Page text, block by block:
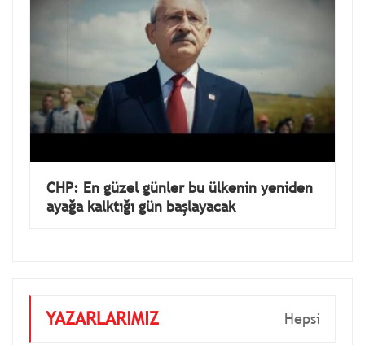
CHP: En güzel günler bu ülkenin yeniden
ayağa kalktığı gün başlayacak
YAZARLARIMIZ Hepsi